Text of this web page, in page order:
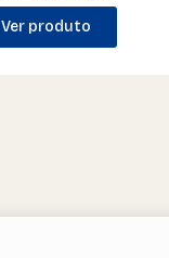
Ver produto